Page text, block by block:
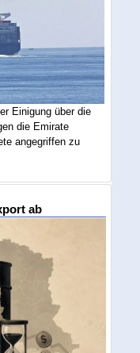
Einigung über die
die Emirate
angegriffen zu
ab